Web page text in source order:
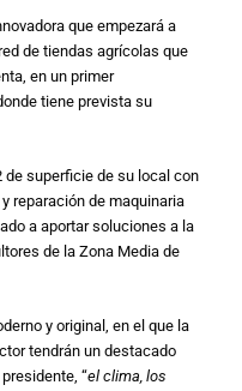
que empezará a
de tiendas agrícolas que
en un primer
tiene prevista su
de superficie de su local con
reparación de maquinaria
a aportar soluciones a la
de la Zona Media de
y original, en el que la
tendrán un destacado
“el clima, los